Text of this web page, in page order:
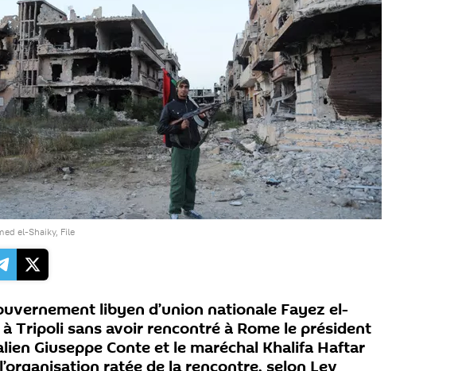
el-Shaiky, File
libyen d’union nationale Fayez el-
Tripoli sans avoir rencontré à Rome le président
Giuseppe Conte et le maréchal Khalifa Haftar